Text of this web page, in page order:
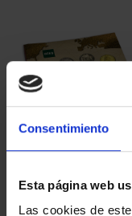
Consentimiento
Esta página web
Las cookies de
LA MONEDA
CASTELLANA EN